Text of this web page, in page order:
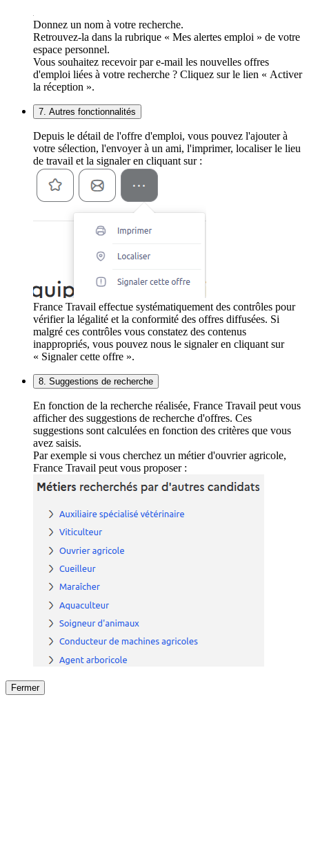
Donnez un nom à votre recherche.
Retrouvez-la dans la rubrique « Mes alertes emploi » de votre
espace personnel.
Vous souhaitez recevoir par e-mail les nouvelles offres
d'emploi liées à votre recherche ? Cliquez sur le lien « Activer
la réception ».
7. Autres fonctionnalités
Depuis le détail de l'offre d'emploi, vous pouvez l'ajouter à
votre sélection, l'envoyer à un ami, l'imprimer, localiser le lieu
de travail et la signaler en cliquant sur :
France Travail effectue systématiquement des contrôles pour
vérifier la légalité et la conformité des offres diffusées. Si
malgré ces contrôles vous constatez des contenus
inappropriés, vous pouvez nous le signaler en cliquant sur
« Signaler cette offre ».
8. Suggestions de recherche
En fonction de la recherche réalisée, France Travail peut vous
afficher des suggestions de recherche d'offres. Ces
suggestions sont calculées en fonction des critères que vous
avez saisis.
Par exemple si vous cherchez un métier d'ouvrier agricole,
France Travail peut vous proposer :
Fermer